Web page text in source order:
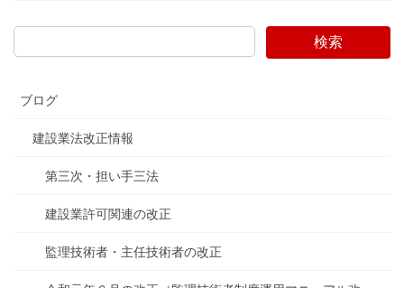
検索
ブログ
建設業法改正情報
第三次・担い手三法
建設業許可関連の改正
監理技術者・主任技術者の改正